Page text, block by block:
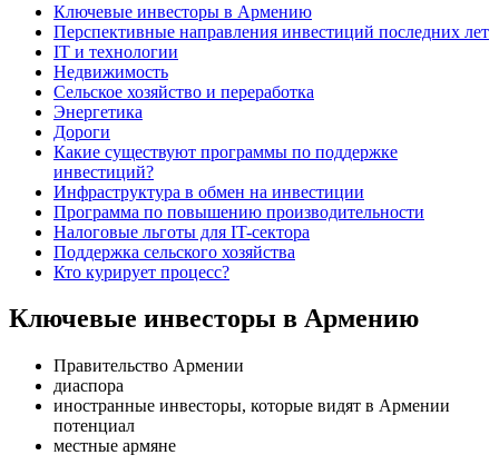
Ключевые инвесторы в Армению
Перспективные направления инвестиций последних лет
IT и технологии
Недвижимость
Сельское хозяйство и переработка
Энергетика
Дороги
Какие существуют программы по поддержке
инвестиций?
Инфраструктура в обмен на инвестиции
Программа по повышению производительности
Налоговые льготы для IT-сектора
Поддержка сельского хозяйства
Кто курирует процесс?
Ключевые инвесторы в Армению
Правительство Армении
диаспора
иностранные инвесторы, которые видят в Армении
потенциал
местные армяне